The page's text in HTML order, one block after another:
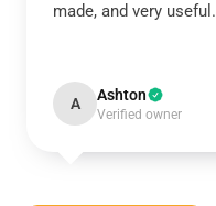
made, and very useful.
A Ashton
Verified owner